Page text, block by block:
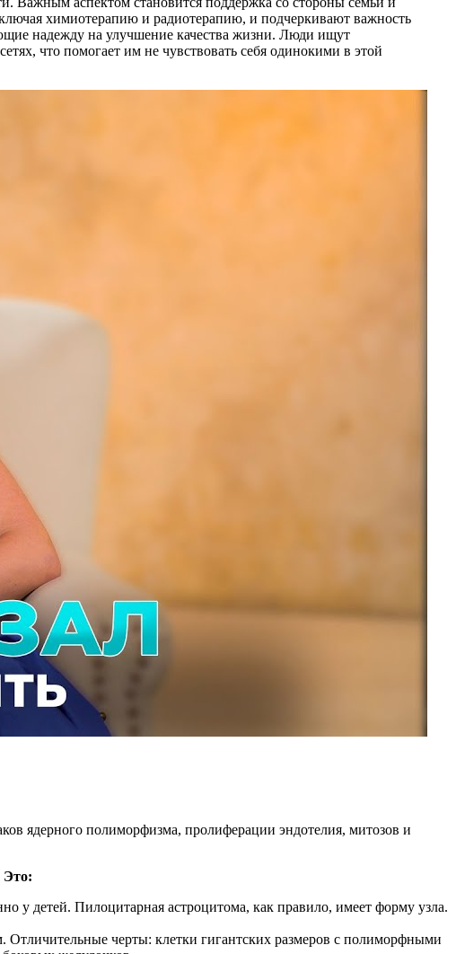
химиотерапию и радиотерапию, и подчеркивают важность
надежду на улучшение качества жизни. Люди ищут
что помогает им не чувствовать себя одинокими в этой
ядерного полиморфизма, пролиферации эндотелия, митозов и
Это:
у детей. Пилоцитарная астроцитома, как правило, имеет форму узла.
Отличительные черты: клетки гигантских размеров с полиморфными